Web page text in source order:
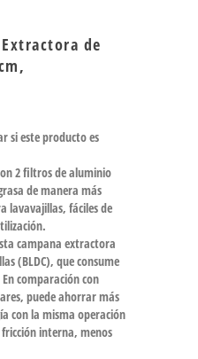
Extractora de
si este producto es
2 filtros de aluminio
de manera más
lavavajillas, fáciles de
campana extractora
(BLDC), que consume
comparación con
puede ahorrar más
con la misma operación
interna, menos